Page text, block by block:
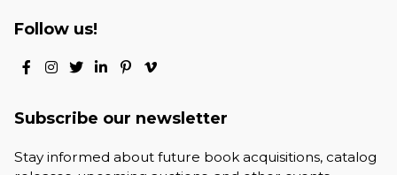
Follow us!
Subscribe our newsletter
Stay informed about future book acquisitions, catalog